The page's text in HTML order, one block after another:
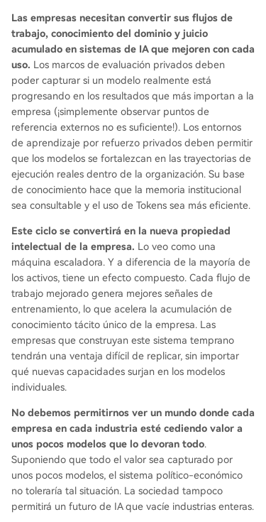
Las empresas necesitan convertir sus flujos de
trabajo, conocimiento del dominio y juicio
acumulado en sistemas de IA que mejoren con cada
uso. Los marcos de evaluación privados deben
poder capturar si un modelo realmente está
progresando en los resultados que más importan a la
empresa (¡simplemente observar puntos de
referencia externos no es suficiente!). Los entornos
de aprendizaje por refuerzo privados deben permitir
que los modelos se fortalezcan en las trayectorias de
ejecución reales dentro de la organización. Su base
de conocimiento hace que la memoria institucional
sea consultable y el uso de Tokens sea más eficiente.
Este ciclo se convertirá en la nueva propiedad
intelectual de la empresa. Lo veo como una
máquina escaladora. Y a diferencia de la mayoría de
los activos, tiene un efecto compuesto. Cada flujo de
trabajo mejorado genera mejores señales de
entrenamiento, lo que acelera la acumulación de
conocimiento tácito único de la empresa. Las
empresas que construyan este sistema temprano
tendrán una ventaja difícil de replicar, sin importar
qué nuevas capacidades surjan en los modelos
individuales.
No debemos permitirnos ver un mundo donde cada
empresa en cada industria esté cediendo valor a
unos pocos modelos que lo devoran todo.
Suponiendo que todo el valor sea capturado por
unos pocos modelos, el sistema político-económico
no toleraría tal situación. La sociedad tampoco
permitirá un futuro de IA que vacíe industrias enteras.